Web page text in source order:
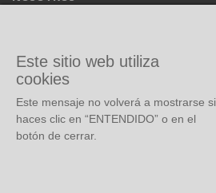
ETIQUETAS POPULARES
Este sitio web utiliza
cookies
Este mensaje no volverá a mostrarse si
haces clic en “ENTENDIDO” o en el
botón de cerrar.